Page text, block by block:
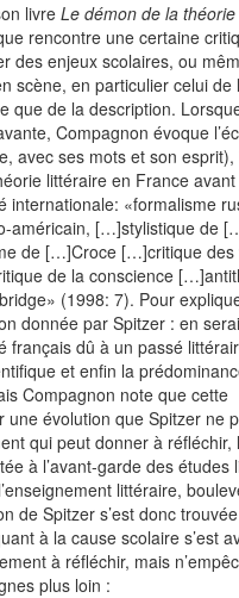
livre Le démon de la théorie
rencontre une certaine
des enjeux scolaires, ou
scène, en particulier celui de
que de la description.
Compagnon évoque
avec ses mots et son esprit),
littéraire en France
internationale: «formalisme
américain, […]stylistique de
de […]Croce […]critique des
de la conscience
(1998: 7). Pour
donnée par Spitzer : en
français dû à un passé
et enfin la
Compagnon note que cette
évolution que Spitzer ne
qui peut donner à réfléchir,
à l’avant-garde des études
littéraire,
de Spitzer s’est donc trouvée
à la cause scolaire s’est
à réfléchir, mais
plus loin :